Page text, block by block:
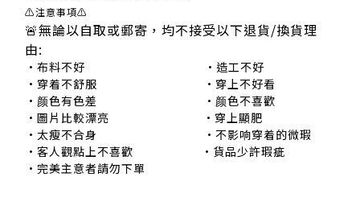
⚠注意事項⚠
🚨無論以自取或郵寄，均不接受以下退貨/換貨理
由:
•布料不好 •造工不好
•穿着不舒服 •穿上不好看
•颜色有色差 •颜色不喜歡
•圖片比較漂亮 •穿上顯肥
•太瘦不合身 •不影响穿着的微瑕
•客人觀點上不喜歡 •貨品少許瑕疵
•完美主意者請勿下單